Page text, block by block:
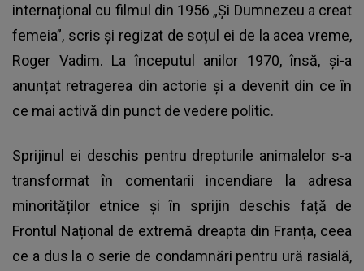
internațional cu filmul din 1956 „Și Dumnezeu a creat
femeia”, scris și regizat de soțul ei de la acea vreme,
Roger Vadim. La începutul anilor 1970, însă, și-a
anunțat retragerea din actorie și a devenit din ce în
ce mai activă din punct de vedere politic.
Sprijinul ei deschis pentru drepturile animalelor s-a
transformat în comentarii incendiare la adresa
minorităților etnice și în sprijin deschis față de
Frontul Național de extremă dreapta din Franța, ceea
ce a dus la o serie de condamnări pentru ură rasială,